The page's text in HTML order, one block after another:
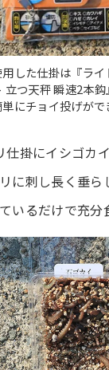
した仕掛は『ラ
立つ天秤 瞬速2本
にチョイ投げが
仕掛にイシゴカ
に刺し長く垂
いるだけで充分